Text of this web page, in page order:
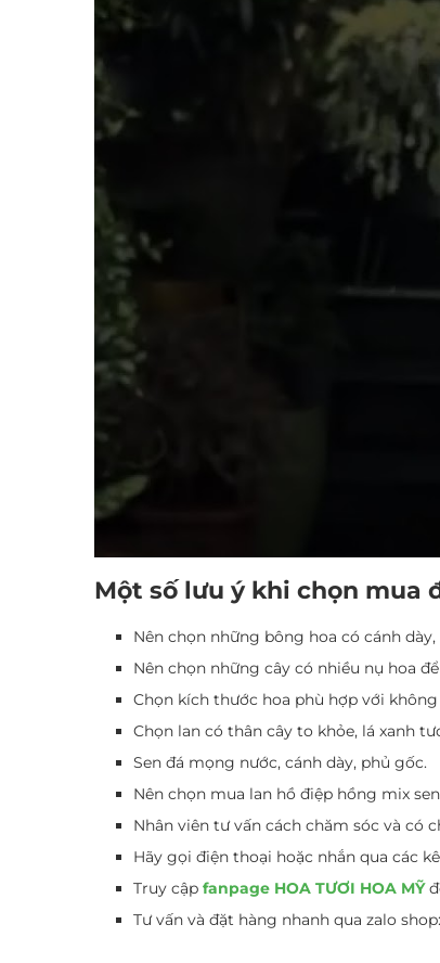
Một số lưu ý khi chọn mua
Nên chọn những bông hoa có cánh
Nên chọn những cây có nhiều nụ hoa
Chọn kích thước hoa phù hợp với
Chọn lan có thân cây to khỏe, lá xanh
Sen đá mọng nước, cánh dày, phủ gốc.
Nên chọn mua lan hồ điệp hồng mix
Nhân viên tư vấn cách chăm sóc và có
Hãy gọi điện thoại hoặc nhắn qua các
Truy cập fanpage HOA TƯƠI HOA MỸ
Tư vấn và đặt hàng nhanh qua zalo shop: